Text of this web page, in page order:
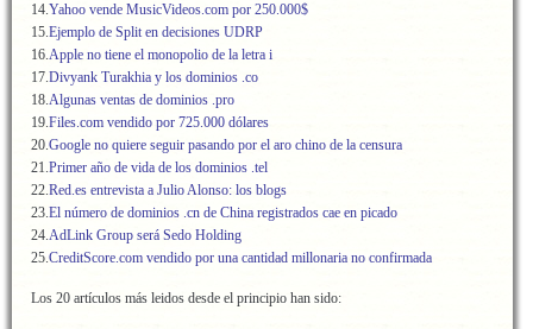
14.Yahoo vende MusicVideos.com por 250.000$
15.Ejemplo de Split en decisiones UDRP
16.Apple no tiene el monopolio de la letra i
17.Divyank Turakhia y los dominios .co
18.Algunas ventas de dominios .pro
19.Files.com vendido por 725.000 dólares
20.Google no quiere seguir pasando por el aro chino de la censura
21.Primer año de vida de los dominios .tel
22.Red.es entrevista a Julio Alonso: los blogs
23.El número de dominios .cn de China registrados cae en picado
24.AdLink Group será Sedo Holding
25.CreditScore.com vendido por una cantidad millonaria no confirmada
Los 20 artículos más leidos desde el principio han sido: